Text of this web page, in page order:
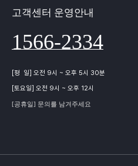
고객센터 운영안내
1566-2334
[평 일] 오전 9시 ~ 오후 5시 30분
[토요일] 오전 9시 ~ 오후 12시
[공휴일] 문의를 남겨주세요